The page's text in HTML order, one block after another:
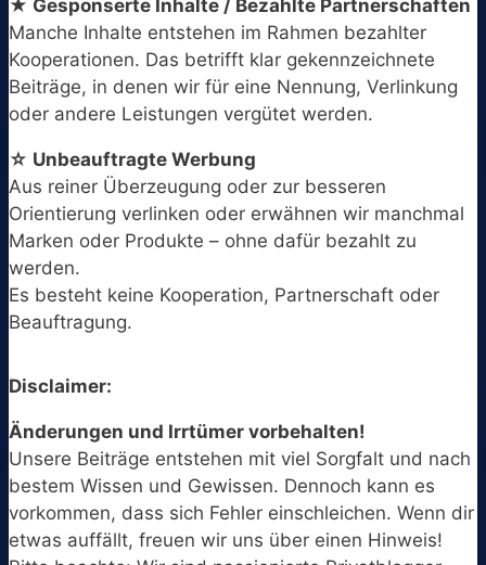
★ Gesponserte Inhalte / Bezahlte Partnerschaften
Manche Inhalte entstehen im Rahmen bezahlter
Kooperationen. Das betrifft klar gekennzeichnete
Beiträge, in denen wir für eine Nennung, Verlinkung
oder andere Leistungen vergütet werden.
☆ Unbeauftragte Werbung
Aus reiner Überzeugung oder zur besseren
Orientierung verlinken oder erwähnen wir manchmal
Marken oder Produkte – ohne dafür bezahlt zu
werden.
Es besteht keine Kooperation, Partnerschaft oder
Beauftragung.
Disclaimer:
Änderungen und Irrtümer vorbehalten!
Unsere Beiträge entstehen mit viel Sorgfalt und nach
bestem Wissen und Gewissen. Dennoch kann es
vorkommen, dass sich Fehler einschleichen. Wenn dir
etwas auffällt, freuen wir uns über einen Hinweis!